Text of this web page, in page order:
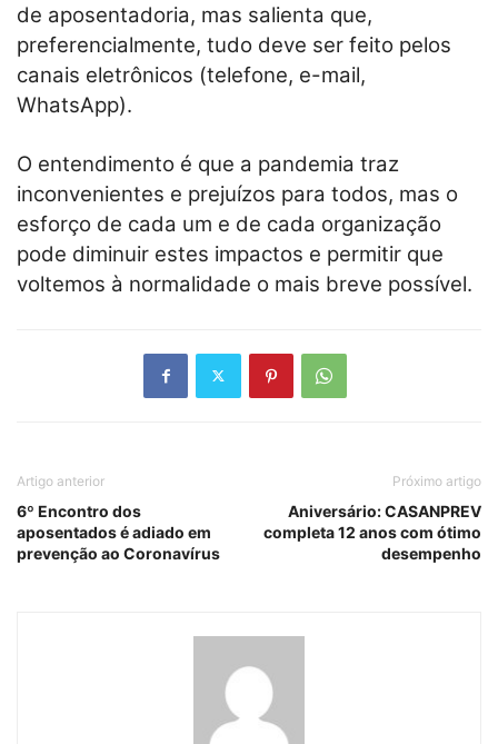
de aposentadoria, mas salienta que,
preferencialmente, tudo deve ser feito pelos
canais eletrônicos (telefone, e-mail,
WhatsApp).
O entendimento é que a pandemia traz
inconvenientes e prejuízos para todos, mas o
esforço de cada um e de cada organização
pode diminuir estes impactos e permitir que
voltemos à normalidade o mais breve possível.
Artigo anterior
6º Encontro dos
aposentados é adiado em
prevenção ao Coronavírus
Próximo artigo
Aniversário: CASANPREV
completa 12 anos com ótimo
desempenho